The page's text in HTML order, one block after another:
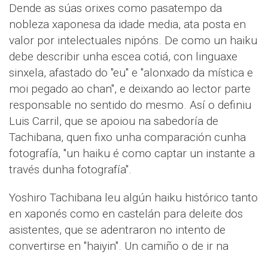
Dende as súas orixes como pasatempo da
nobleza xaponesa da idade media, ata posta en
valor por intelectuales nipóns. De como un haiku
debe describir unha escea cotiá, con linguaxe
sinxela, afastado do "eu" e "alonxado da mística e
moi pegado ao chan", e deixando ao lector parte
responsable no sentido do mesmo. Así o definiu
Luis Carril, que se apoiou na sabedoría de
Tachibana, quen fixo unha comparación cunha
fotografía, "un haiku é como captar un instante a
través dunha fotografía".
Yoshiro Tachibana leu algún haiku histórico tanto
en xaponés como en castelán para deleite dos
asistentes, que se adentraron no intento de
convertirse en "haiyin". Un camiño o de ir na